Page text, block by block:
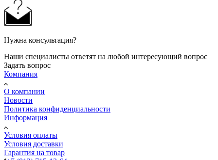
Нужна консультация?
Наши специалисты ответят на любой интересующий вопрос
Задать вопрос
Компания
О компании
Новости
Политика конфиденциальности
Информация
Условия оплаты
Условия доставки
Гарантия на товар